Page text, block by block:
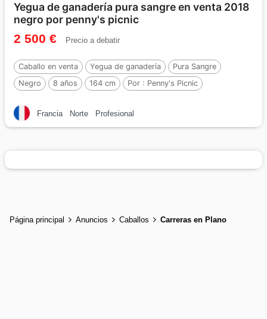
Yegua de ganadería pura sangre en venta 2018
negro por penny's picnic
2 500 € Precio a debatir
Caballo en venta Yegua de ganadería
Pura Sangre
Negro
8 años 164 cm Por : Penny's Picnic
Francia Norte Profesional
Página principal Anuncios Caballos Carreras en Plano